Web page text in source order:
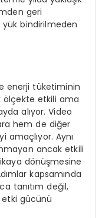
geri
yük bindirilmeden
enerji tüketiminin
ölçekte etkili ama
alıyor. Video
hem de diğer
Aynı
ancak etkili
dönüşmesine
kapsamında
tanıtım değil,
gücünü